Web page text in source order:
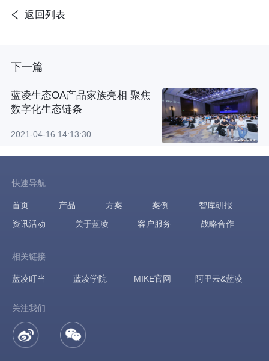
返回列表
下一篇
蓝凌生态OA产品家族亮相 聚焦
数字化生态链条
2021-04-16 14:13:30
快速导航
首页 产品 方案 案例
智库研报
资讯活动
关于蓝凌 客户服务 战略合作
相关链接
蓝凌叮当 蓝凌学院 MIKE官网 阿里云&蓝凌
关注我们